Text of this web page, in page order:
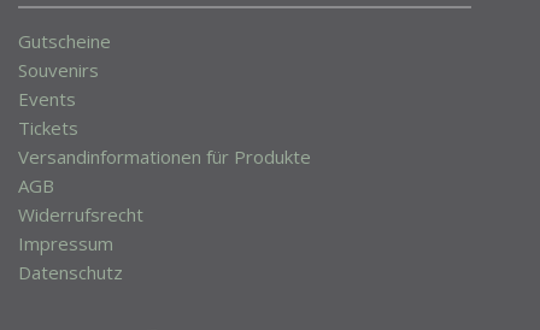
Gutscheine
Souvenirs
Events
Tickets
Versandinformationen für Produkte
AGB
Widerrufsrecht
Impressum
Datenschutz